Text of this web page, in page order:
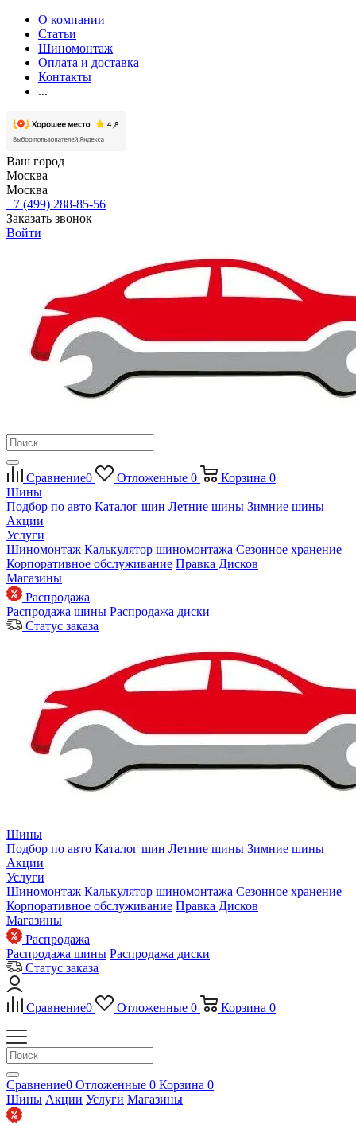
О компании
Статьи
Шиномонтаж
Оплата и доставка
Контакты
...
Ваш город
Москва
Москва
+7 (499) 288-85-56
Заказать звонок
Войти
Сравнение0 Отложенные 0 Корзина 0
Шины
Подбор по авто Каталог шин Летние шины Зимние шины
Акции
Услуги
Шиномонтаж Калькулятор шиномонтажа Сезонное хранение
Корпоративное обслуживание Правка Дисков
Магазины
Распродажа
Распродажа шины Распродажа диски
Статус заказа
Шины
Подбор по авто Каталог шин Летние шины Зимние шины
Акции
Услуги
Шиномонтаж Калькулятор шиномонтажа Сезонное хранение
Корпоративное обслуживание Правка Дисков
Магазины
Распродажа
Распродажа шины Распродажа диски
Статус заказа
Сравнение0 Отложенные 0 Корзина 0
Сравнение0 Отложенные 0 Корзина 0
Шины Акции Услуги Магазины